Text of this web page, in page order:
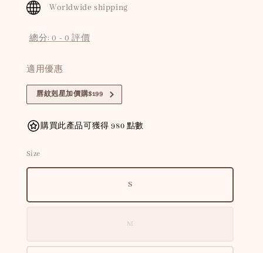
Worldwide shipping
總分:0 - 0 評價
適用優惠
唇紋剋星加價購$199
購買此產品可獲得 980 點數
Size
S
M